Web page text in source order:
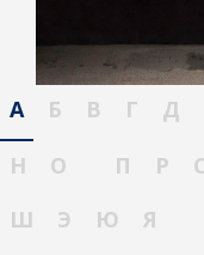
А Б В Г Д
Н
О П Р С
Ш
Э Ю Я